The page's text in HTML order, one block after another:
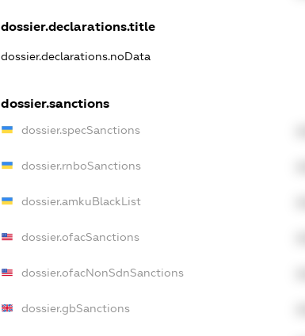
dossier.declarations.title
dossier.declarations.noData
dossier.sanctions
dossier.specSanctions
dossier.rnboSanctions
dossier.amkuBlackList
dossier.ofacSanctions
dossier.ofacNonSdnSanctions
dossier.gbSanctions